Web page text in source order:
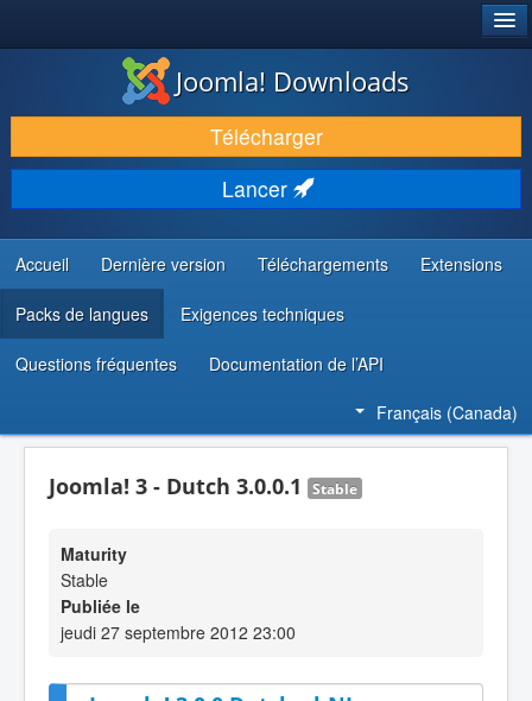
TÉLÉCHARGER & ENRICHIR
DÉCOUVRIR & APPRENDRE
COMMUNAUTÉ & SUPPORT
RESSOURCES DÉVELOPPEURS
Joomla! Downloads
Télécharger
Lancer
Accueil Dernière version Téléchargements Extensions
Packs de langues Exigences techniques
Questions fréquentes Documentation de l’API
Français (Canada)
Joomla! 3 - Dutch 3.0.0.1 Stable
Maturity
Stable
Publiée le
jeudi 27 septembre 2012 23:00